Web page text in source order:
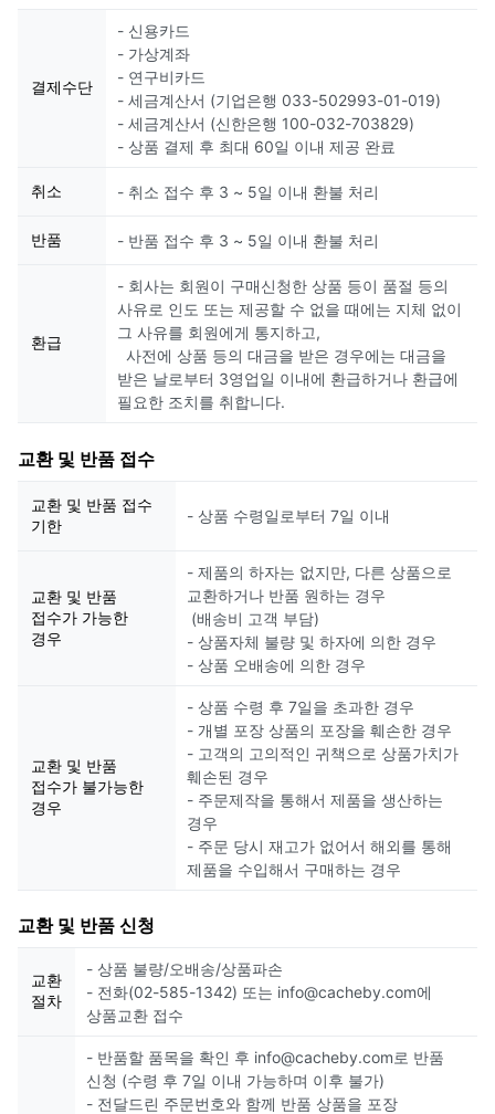
결제수단
- 신용카드
- 가상계좌
- 연구비카드
- 세금계산서 (기업은행 033-502993-01-019)
- 세금계산서 (신한은행 100-032-703829)
- 상품 결제 후 최대 60일 이내 제공 완료
취소 - 취소 접수 후 3 ~ 5일 이내 환불 처리
반품 - 반품 접수 후 3 ~ 5일 이내 환불 처리
환급
- 회사는 회원이 구매신청한 상품 등이 품절 등의
사유로 인도 또는 제공할 수 없을 때에는 지체 없이
그 사유를 회원에게 통지하고,
사전에 상품 등의 대금을 받은 경우에는 대금을
받은 날로부터 3영업일 이내에 환급하거나 환급에
필요한 조치를 취합니다.
교환 및 반품 접수
교환 및 반품 접수
기한
- 상품 수령일로부터 7일 이내
교환 및 반품
접수가 가능한
경우
- 제품의 하자는 없지만, 다른 상품으로
교환하거나 반품 원하는 경우
(배송비 고객 부담)
- 상품자체 불량 및 하자에 의한 경우
- 상품 오배송에 의한 경우
교환 및 반품
접수가 불가능한
경우
- 상품 수령 후 7일을 초과한 경우
- 개별 포장 상품의 포장을 훼손한 경우
- 고객의 고의적인 귀책으로 상품가치가
훼손된 경우
- 주문제작을 통해서 제품을 생산하는
경우
- 주문 당시 재고가 없어서 해외를 통해
제품을 수입해서 구매하는 경우
교환 및 반품 신청
교환
절차
- 상품 불량/오배송/상품파손
- 전화(02-585-1342) 또는 info@cacheby.com에
상품교환 접수
- 반품할 품목을 확인 후 info@cacheby.com로 반품
신청 (수령 후 7일 이내 가능하며 이후 불가)
- 전달드린 주문번호와 함께 반품 상품을 포장